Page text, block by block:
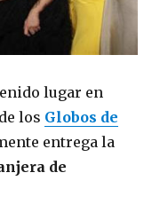
lugar en
los Globos de
entrega la
de